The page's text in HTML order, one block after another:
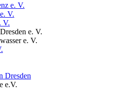
e. V.
V.
V.
e. V.
e. V.
Dresden
e.V.